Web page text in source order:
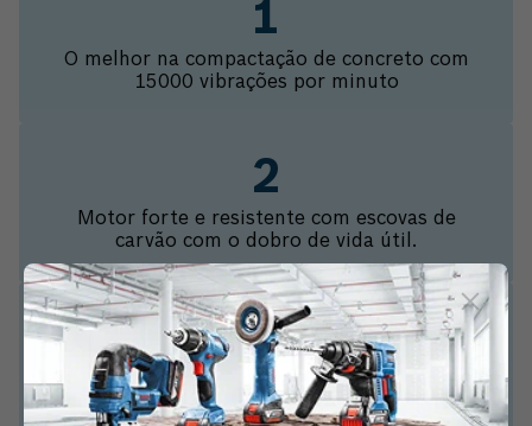
O melhor na compactação de concreto com
15000 vibrações por minuto
Motor forte e resistente com escovas de
carvão com o dobro de vida útil.
Fusível de segurança: protege o equipamento
contra sobrecarga em casos de travamento do